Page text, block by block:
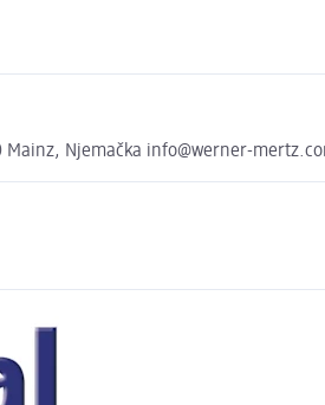
Mainz, Njemačka info@werner-